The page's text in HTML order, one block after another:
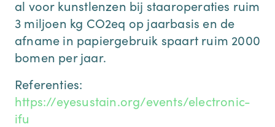
al voor kunstlenzen bij staaroperaties ruim
3 miljoen kg CO2eq op jaarbasis en de
afname in papiergebruik spaart ruim 2000
bomen per jaar.
Referenties:
https://eyesustain.org/events/electronic-
ifu